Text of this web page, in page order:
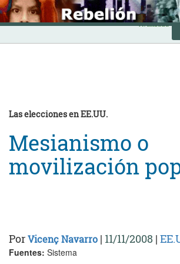
Skip
to
content
INICIO
Avanzada
Las elecciones en EE.UU.
Mesianismo o
movilización
PorVicenç Navarro | 11/11/2008 |
Fuentes: Sistema